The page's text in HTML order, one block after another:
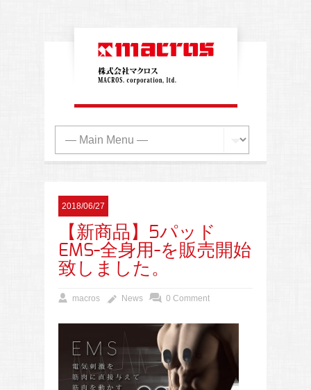
2018/06/27
【新商品】5パッド
EMS-全身用-を販売開始
致しました。
macros News 0 Comment